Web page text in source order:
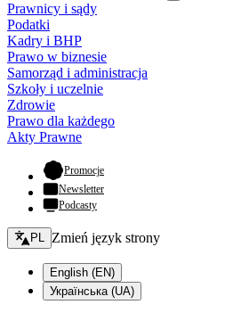
Prawnicy i sądy
Podatki
Kadry i BHP
Prawo w biznesie
Samorząd i administracja
Szkoły i uczelnie
Zdrowie
Prawo dla każdego
Akty Prawne
Promocje- otwiera się w nowej karcie
Newsletter
Podcasty
Zmień język - bieżący:
PL Zmień język strony
English (EN)
Українська (UA)